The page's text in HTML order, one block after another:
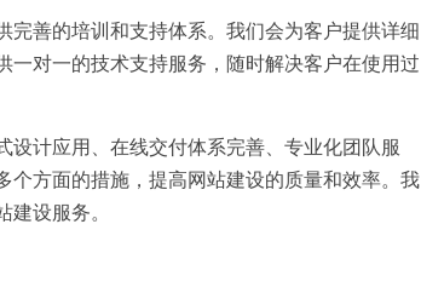
善的培训和支持体系。我们会为客户提供详细
对一的技术支持服务，随时解决客户在使用过
计应用、在线交付体系完善、专业化团队服
方面的措施，提高网站建设的质量和效率。我
设服务。